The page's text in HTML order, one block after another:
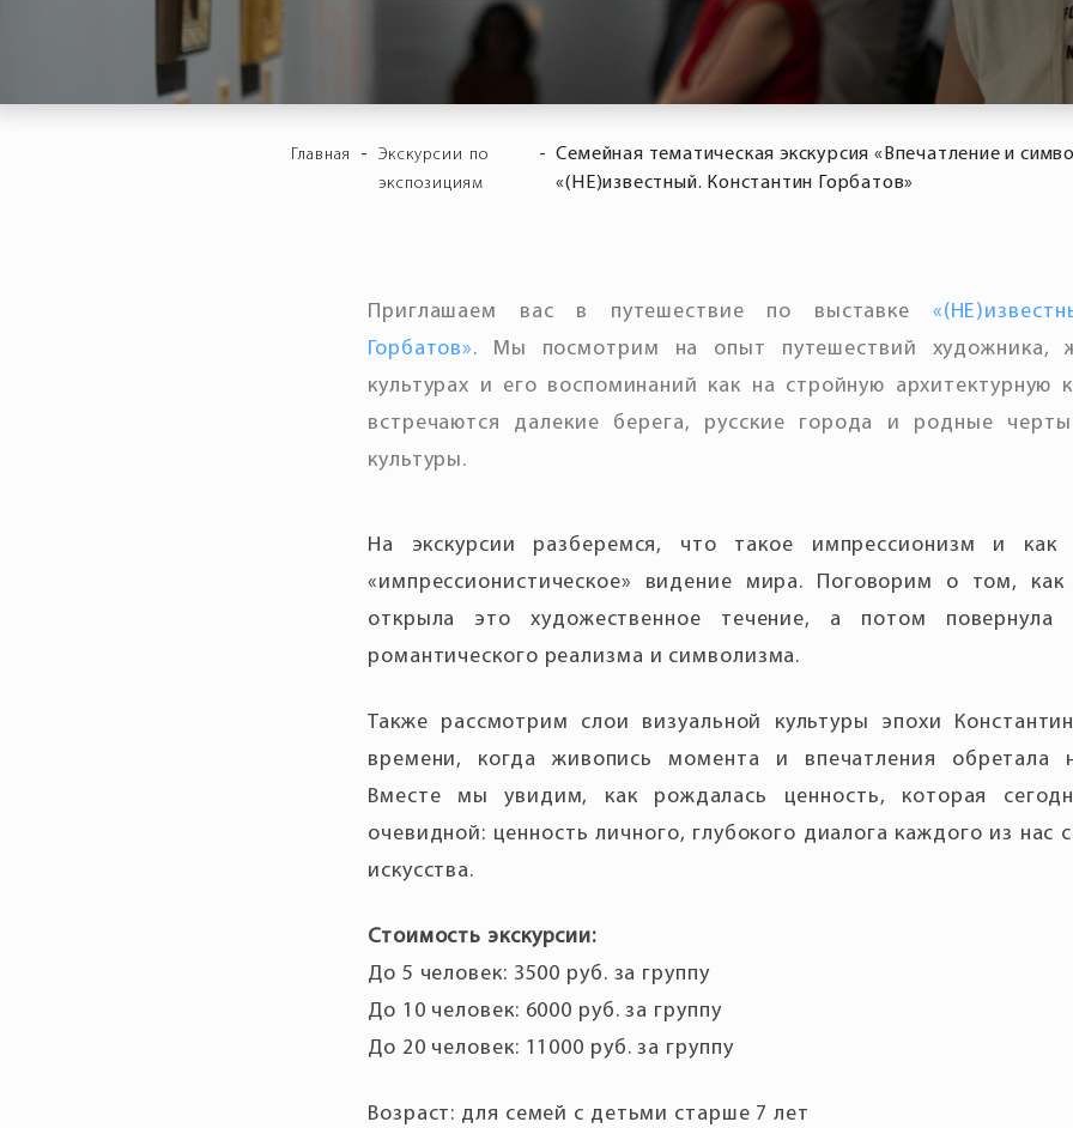
Главная -
Экскурсии по
экспозициям
- Семейная тематическая экскурсия «Впечатление и
«(НЕ)известный. Константин Горбатов»
Приглашаем вас в путешествие по выставке
Горбатов». Мы посмотрим на опыт путешествий художника,
культурах и его воспоминаний как на стройную архитектурную
встречаются далекие берега, русские города и родные черты
культуры.
На экскурсии разберемся, что такое импрессионизм и как
«импрессионистическое» видение мира. Поговорим о том, как
открыла это художественное течение, а потом
романтического реализма и символизма.
Также рассмотрим слои визуальной культуры эпохи
времени, когда живопись момента и впечатления обретала
Вместе мы увидим, как рождалась ценность, которая
очевидной: ценность личного, глубокого диалога каждого из нас
искусства.
Стоимость экскурсии:
До 5 человек: 3500 руб. за группу
До 10 человек: 6000 руб. за группу
До 20 человек: 11000 руб. за группу
Возраст: для семей с детьми старше 7 лет